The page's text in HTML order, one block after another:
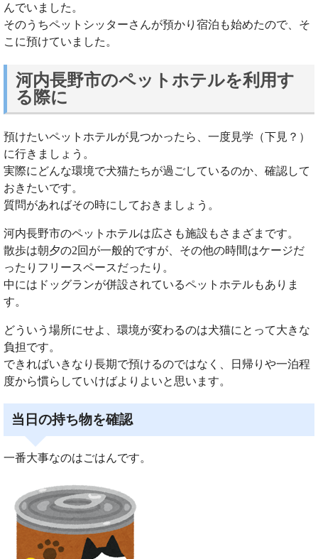
んでいました。
そのうちペットシッターさんが預かり宿泊も始めたので、そ
こに預けていました。
河内長野市のペットホテルを利用す
る際に
預けたいペットホテルが見つかったら、一度見学（下見？）
に行きましょう。
実際にどんな環境で犬猫たちが過ごしているのか、確認して
おきたいです。
質問があればその時にしておきましょう。
河内長野市のペットホテルは広さも施設もさまざまです。
散歩は朝夕の2回が一般的ですが、その他の時間はケージだ
ったりフリースペースだったり。
中にはドッグランが併設されているペットホテルもありま
す。
どういう場所にせよ、環境が変わるのは犬猫にとって大きな
負担です。
できればいきなり長期で預けるのではなく、日帰りや一泊程
度から慣らしていけばよりよいと思います。
当日の持ち物を確認
一番大事なのはごはんです。